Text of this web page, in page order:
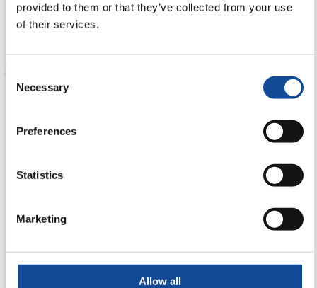
provided to them or that they’ve collected from your use
of their services.
Selection
Necessary
Preferences
Statistics
Marketing
Allow all
Optimus DB-Verbindungsstück
Gerades Verbindungsstück für erdverlegte Microducts (DB, „Direct